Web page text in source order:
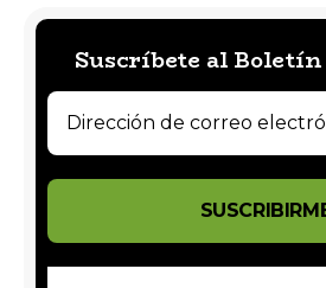
Suscríbete al Boletín